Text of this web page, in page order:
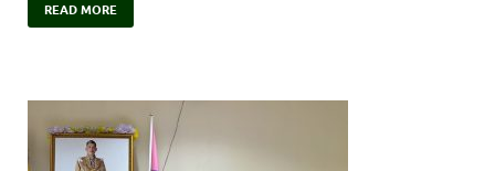
READ MORE